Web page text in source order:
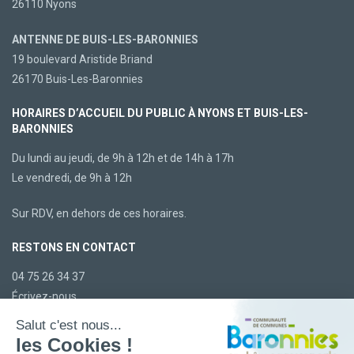
26110 Nyons
ANTENNE DE BUIS-LES-BARONNIES
19 boulevard Aristide Briand
26170 Buis-Les-Baronnies
HORAIRES D’ACCUEIL DU PUBLIC À NYONS ET BUIS-LES-
BARONNIES
Du lundi au jeudi, de 9h à 12h et de 14h à 17h
Le vendredi, de 9h à 12h
Sur RDV, en dehors de ces horaires.
RESTONS EN CONTACT
04 75 26 34 37
Écrivez-nous